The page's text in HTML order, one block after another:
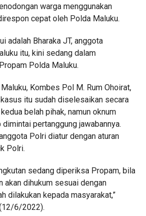
warga menggunakan
cepat oleh Polda Maluku.
adalah Bharaka JT, anggota
itu, kini sedang dalam
Polda Maluku.
Kombes Pol M. Rum Ohoirat,
itu sudah diselesaikan secara
belah pihak, namun oknum
pertanggung jawabannya.
Polri diatur dengan aturan
Polri.
sedang diperiksa Propam, bila
akan dihukum sesuai dengan
dilakukan kepada masyarakat,”
6/2022).